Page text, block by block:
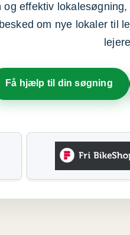
og effektiv
om nye lokaler til
Få hjælp til din søgning